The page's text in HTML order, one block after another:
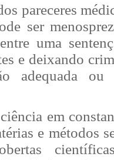
pareceres
ser
uma
e deixando
adequada ou
em
e métodos